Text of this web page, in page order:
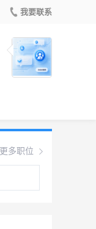
我要联系
更多职位